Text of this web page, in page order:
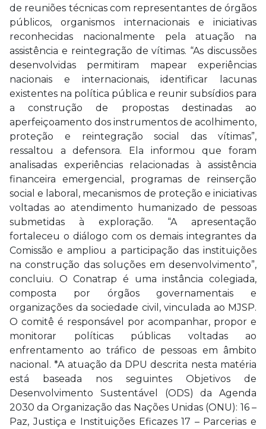
de reuniões técnicas com representantes de órgãos
públicos, organismos internacionais e iniciativas
reconhecidas nacionalmente pela atuação na
assistência e reintegração de vítimas. “As discussões
desenvolvidas permitiram mapear experiências
nacionais e internacionais, identificar lacunas
existentes na política pública e reunir subsídios para
a construção de propostas destinadas ao
aperfeiçoamento dos instrumentos de acolhimento,
proteção e reintegração social das vítimas”,
ressaltou a defensora. Ela informou que foram
analisadas experiências relacionadas à assistência
financeira emergencial, programas de reinserção
social e laboral, mecanismos de proteção e iniciativas
voltadas ao atendimento humanizado de pessoas
submetidas à exploração. “A apresentação
fortaleceu o diálogo com os demais integrantes da
Comissão e ampliou a participação das instituições
na construção das soluções em desenvolvimento”,
concluiu. O Conatrap é uma instância colegiada,
composta por órgãos governamentais e
organizações da sociedade civil, vinculada ao MJSP.
O comitê é responsável por acompanhar, propor e
monitorar políticas públicas voltadas ao
enfrentamento ao tráfico de pessoas em âmbito
nacional. *A atuação da DPU descrita nesta matéria
está baseada nos seguintes Objetivos de
Desenvolvimento Sustentável (ODS) da Agenda
2030 da Organização das Nações Unidas (ONU): 16 –
Paz, Justiça e Instituições Eficazes 17 – Parcerias e